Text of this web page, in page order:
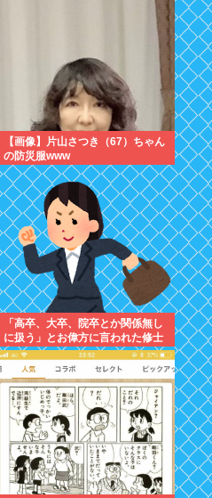
【画像】片山さつき（67）ちゃん
の防災服www
「高卒、大卒、院卒とか関係無し
に扱う」とお偉方に言われた修士
卒の女の子が...